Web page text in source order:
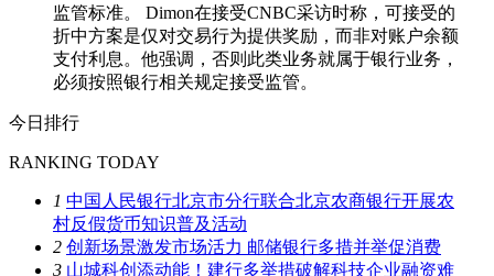
监管标准。 Dimon在接受CNBC采访时称，可接受的
折中方案是仅对交易行为提供奖励，而非对账户余额
支付利息。他强调，否则此类业务就属于银行业务，
必须按照银行相关规定接受监管。
今日排行
RANKING TODAY
1 中国人民银行北京市分行联合北京农商银行开展农
村反假货币知识普及活动
2 创新场景激发市场活力 邮储银行多措并举促消费
3 山城科创添动能！建行多举措破解科技企业融资难